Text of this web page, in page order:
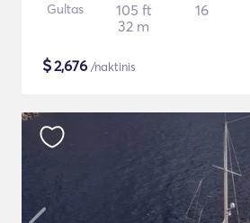
Gultas
105 ft
32 m
16
$2,676 /naktinis